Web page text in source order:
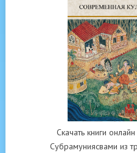
Скачать книги
Субрамуниясвами из